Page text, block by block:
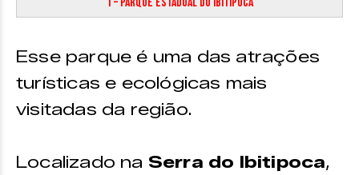
1 – Parque Estadual do Ibitipoca
Esse parque é uma das atrações
turísticas e ecológicas mais
visitadas da região.
Localizado na Serra do Ibitipoca,